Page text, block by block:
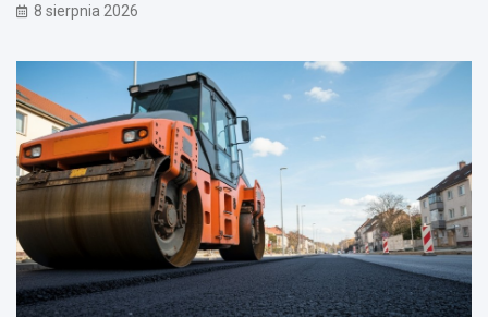
8 sierpnia 2026